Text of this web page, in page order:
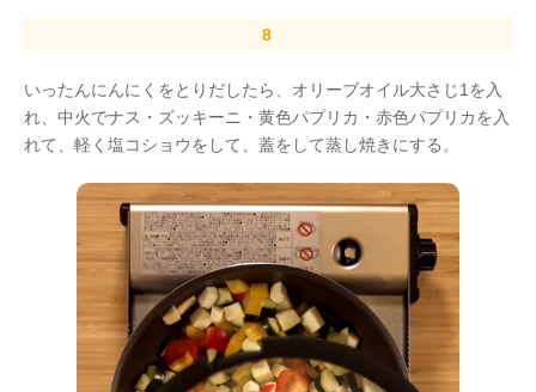
いったんにんにくをとりだしたら、オリーブオイル大さじ1を入
れ、中火でナス・ズッキーニ・黄色パプリカ・赤色パプリカを入
れて、軽く塩コショウをして、蓋をして蒸し焼きにする。